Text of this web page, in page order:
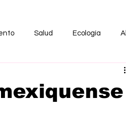
Salud Ecología All